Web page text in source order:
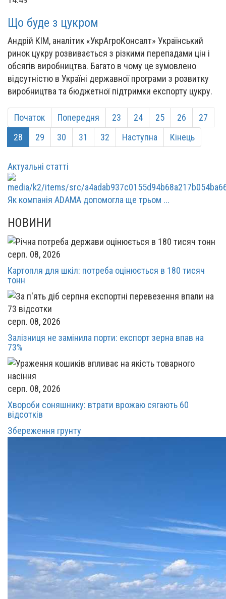
Що буде з цукром
Андрій КІМ, аналітик «УкрАгроКонсалт» Український
ринок цукру розвивається з різкими перепадами цін і
обсягів виробництва. Багато в чому це зумовлено
відсутністю в Україні державної програми з розвитку
виробництва та бюджетної підтримки експорту цукру.
Початок Попередня 23 24 25 26
27
28
29 30 31 32 Наступна Кінець
Актуальні статті
Як компанія ADAMA допомогла ще трьом ...
НОВИНИ
серп. 08, 2026
Картопля для шкіл: потреба оцінюється в 180 тисяч
тонн
серп. 08, 2026
Залізниця не замінила порти: експорт зерна впав на
73%
серп. 08, 2026
Хвороби соняшнику: втрати врожаю сягають 60
відсотків
Збереження грунту